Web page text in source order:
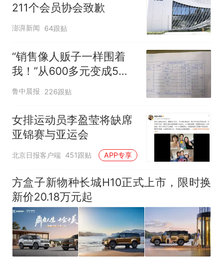
211个会员协会致歉
澎湃新闻 64跟贴
“销售像人贩子一样围着
我！”从600多元变成5万
元，57岁保洁阿姨做医美
后眼睛肿到流泪、视物模
糊
鲁中晨报 226跟贴
女排运动员李盈莹将缺席
亚锦赛与亚运会
北京日报客户端 451跟贴 APP专享
方盒子新物种长城H10正式上市，限时换
新价20.18万元起